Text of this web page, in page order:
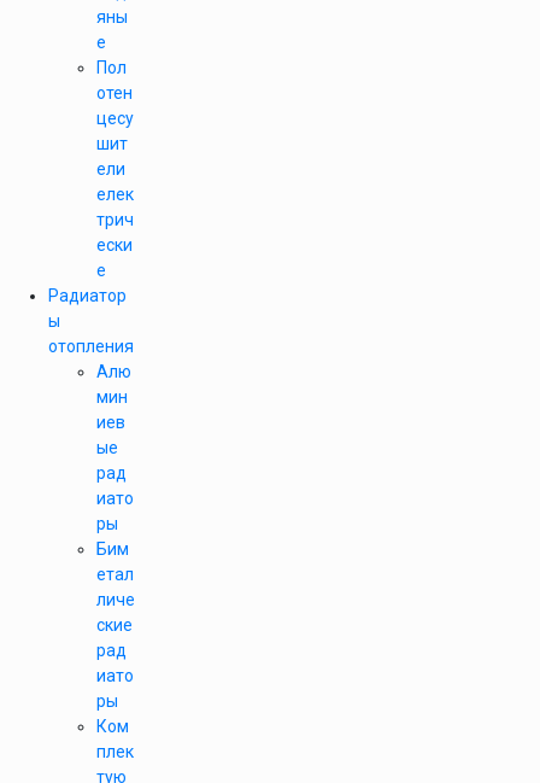
яны
е
Пол
отен
цесу
шит
ели
елек
трич
ески
е
Радиатор
ы
отопления
Алю
мин
иев
ые
рад
иато
ры
Бим
етал
личе
ские
рад
иато
ры
Ком
плек
тую